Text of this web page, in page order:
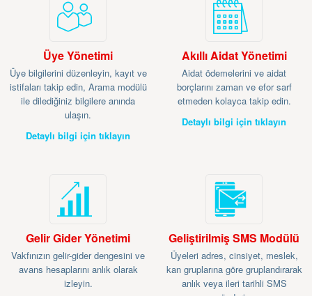
Üye Yönetimi
Üye bilgilerini düzenleyin, kayıt ve
istifaları takip edin, Arama modülü
ile dilediğiniz bilgilere anında
ulaşın.
Detaylı bilgi için tıklayın
Akıllı Aidat Yönetimi
Aidat ödemelerini ve aidat
borçlarını zaman ve efor sarf
etmeden kolayca takip edin.
Detaylı bilgi için tıklayın
Gelir Gider Yönetimi
Vakfınızın gelir-gider dengesini ve
avans hesaplarını anlık olarak
izleyin.
Geliştirilmiş SMS Modülü
Üyeleri adres, cinsiyet, meslek,
kan gruplarına göre gruplandırarak
anlık veya ileri tarihli SMS